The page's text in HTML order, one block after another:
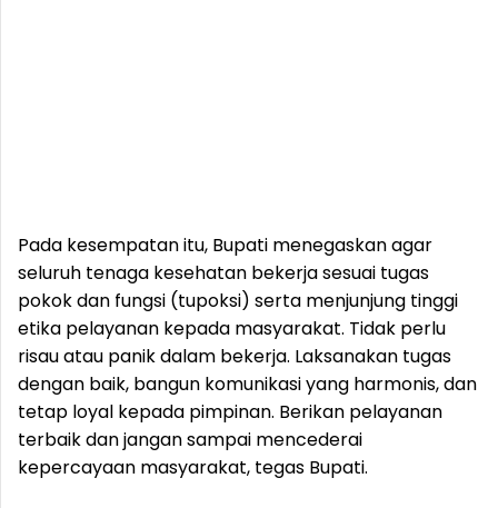
Pada kesempatan itu, Bupati menegaskan agar
seluruh tenaga kesehatan bekerja sesuai tugas
pokok dan fungsi (tupoksi) serta menjunjung tinggi
etika pelayanan kepada masyarakat. Tidak perlu
risau atau panik dalam bekerja. Laksanakan tugas
dengan baik, bangun komunikasi yang harmonis, dan
tetap loyal kepada pimpinan. Berikan pelayanan
terbaik dan jangan sampai mencederai
kepercayaan masyarakat, tegas Bupati.